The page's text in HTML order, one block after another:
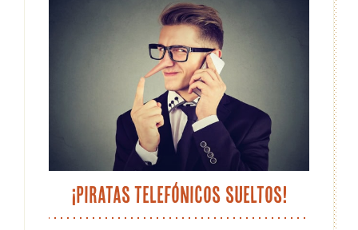
¡Piratas telefónicos sueltos!